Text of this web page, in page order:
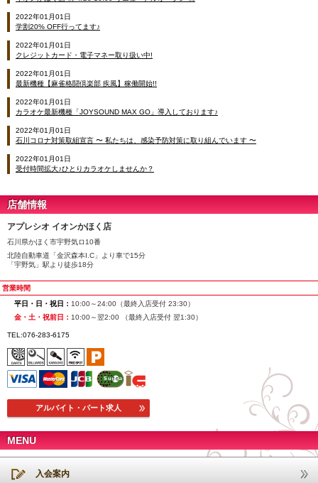
2022年01月01日
学割20% OFF行ってます♪
2022年01月01日
クレジットカード・電子マネー取り扱い中!
2022年01月01日
最新機種【麻雀格闘倶楽部 疾風】稼働開始!!
2022年01月01日
カラオケ最新機種「JOYSOUND MAX GO」導入しております♪
2022年01月01日
石川コロナ対策取組宣言 〜 私たちは、感染予防対策に取り組んでいます 〜
2022年01月01日
受付時間拡大♪ひとりカラオケしませんか？
店舗情報
アプレシオ イオンかほく店
石川県かほく市宇野気ロ10番
北陸自動車道「金沢森本I.C」より車で15分
「宇野気」駅より徒歩18分
営業時間
平日・日・祝日： 10:00～24:00（最終入店受付 23:30）
金・土・祝前日： 10:00～翌2:00 （最終入店受付 翌1:30）
TEL:076-283-6175
アルバイト・パート求人
MENU
入会案内